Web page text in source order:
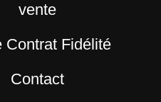
vente
Contrat Fidélité
Contact